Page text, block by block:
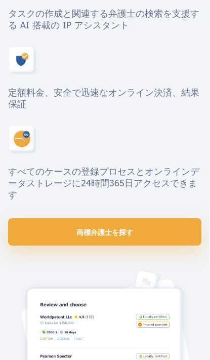
タスクの作成と関連する弁護士の検索を支援す
る AI 搭載の IP アシスタント
定額料金、安全で迅速なオンライン決済、結果
保証
すべてのケースの登録プロセスとオンラインデ
ータストレージに24時間365日アクセスできま
す
商標弁護士を探す